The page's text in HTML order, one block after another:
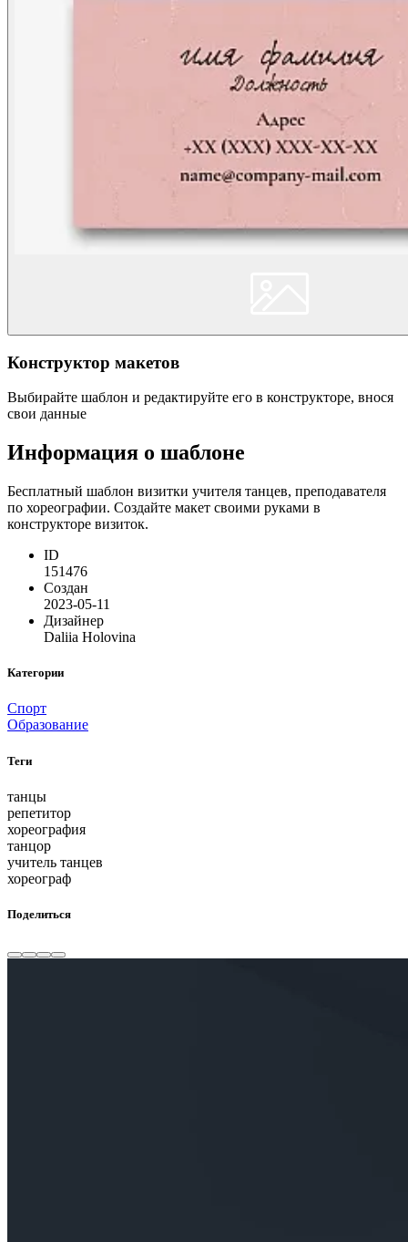
Конструктор макетов
Выбирайте шаблон и редактируйте его в конструкторе, внося
свои данные
Информация о шаблоне
Бесплатный шаблон визитки учителя танцев, преподавателя
по хореографии. Создайте макет своими руками в
конструкторе визиток.
ID
151476
Создан
2023-05-11
Дизайнер
Daliia Holovina
Категории
Спорт
Образование
Теги
танцы
репетитор
хореография
танцор
учитель танцев
хореограф
Поделиться